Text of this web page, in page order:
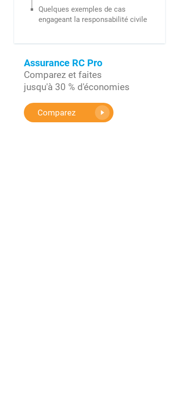
Quelques exemples de cas
engageant la responsabilité civile
Assurance RC Pro
Comparez et faites
jusqu'à 30 % d'économies
Comparez